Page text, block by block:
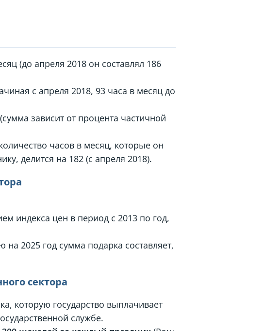
(до апреля 2018 он составлял 186
с апреля 2018, 93 часа в месяц до
зависит от процента частичной
часов в месяц, которые он
делится на 182 (с апреля 2018).
индекса цен в период с 2013 по год,
на 2025 год сумма подарка составляет,
сектора
которую государство выплачивает
службе.